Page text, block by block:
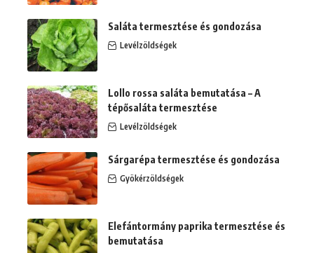
Saláta termesztése és gondozása
Levélzöldségek
Lollo rossa saláta bemutatása – A
tépősaláta termesztése
Levélzöldségek
Sárgarépa termesztése és gondozása
Gyökérzöldségek
Elefántormány paprika termesztése és
bemutatása